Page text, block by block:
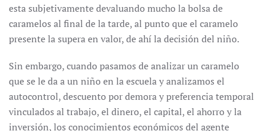
esta subjetivamente devaluando mucho la bolsa de
caramelos al final de la tarde, al punto que el caramelo
presente la supera en valor, de ahí la decisión del niño.
Sin embargo, cuando pasamos de analizar un caramelo
que se le da a un niño en la escuela y analizamos el
autocontrol, descuento por demora y preferencia temporal
vinculados al trabajo, el dinero, el capital, el ahorro y la
inversión, los conocimientos económicos del agente